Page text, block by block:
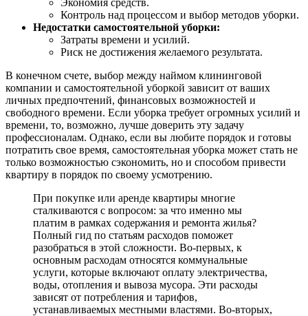
Экономия средств.
Контроль над процессом и выбор методов уборки.
Недостатки самостоятельной уборки:
Затраты времени и усилий.
Риск не достижения желаемого результата.
В конечном счете, выбор между наймом клининговой
компании и самостоятельной уборкой зависит от ваших
личных предпочтений, финансовых возможностей и
свободного времени. Если уборка требует огромных усилий и
времени, то, возможно, лучше доверить эту задачу
профессионалам. Однако, если вы любите порядок и готовы
потратить свое время, самостоятельная уборка может стать не
только возможностью сэкономить, но и способом привести
квартиру в порядок по своему усмотрению.
При покупке или аренде квартиры многие
сталкиваются с вопросом: за что именно мы
платим в рамках содержания и ремонта жилья?
Полный гид по статьям расходов поможет
разобраться в этой сложности. Во-первых, к
основным расходам относятся коммунальные
услуги, которые включают оплату электричества,
воды, отопления и вывоза мусора. Эти расходы
зависят от потребления и тарифов,
устанавливаемых местными властями. Во-вторых,